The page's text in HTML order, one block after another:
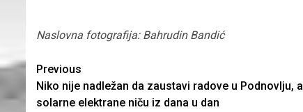
Naslovna fotografija: Bahrudin Bandić
Continue
Reading
Previous
Niko nije nadležan da zaustavi radove u Podnovlju, a
solarne elektrane niču iz dana u dan